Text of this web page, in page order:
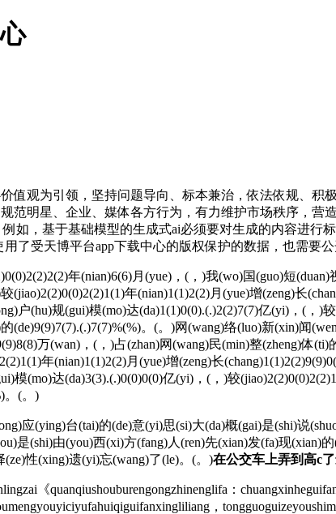
观为引领，坚持问题导向、标本兼治，依法依规、积
范明星、企业、媒体各方行为，有力维护市场秩序
如，基于基础模型的生成式ai必须要对生成的内容进
了受天博平台app下载中心的版权保护的数据，也需要公
年(nian)6(6)月(yue)，(，)我(wo)国(guo)短(duan)
年(nian)1(1)2(2)月(yue)增(zeng)长
户(hu)规(gui)模(mo)达(da)1(1)0(0).(.)2(2)7(7)亿(yi)，(，)
(de)9(9)7(7).(.)7(7)%(%)。(。)网(wang)络(luo)新(xin)闻
万(wan)，(，)占(zhan)网(wang)民(min)整(zheng)体
年(nian)1(1)2(2)月(yue)增(zeng)长
(mo)达(da)3(3).(.)0(0)0(0)亿(yi)，(，)较
。(。)
(ying)台(tai)的(de)意(yi)思(si)大(da)概(gai)是(shi)说
是(shi)由(you)西(xi)方(fang)人(ren)先(xian)发(fa)现(xian)
(ze)性(xing)遗(yi)忘(wang)了(le)。(。)在公交车上弄到高c
《quanqiushouburengongzhinenglifa：
，